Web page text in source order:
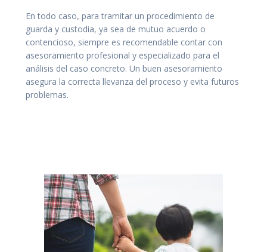
En todo caso, para tramitar un procedimiento de
guarda y custodia, ya sea de mutuo acuerdo o
contencioso, siempre es recomendable contar con
asesoramiento profesional y especializado para el
análisis del caso concreto. Un buen asesoramiento
asegura la correcta llevanza del proceso y evita futuros
problemas.